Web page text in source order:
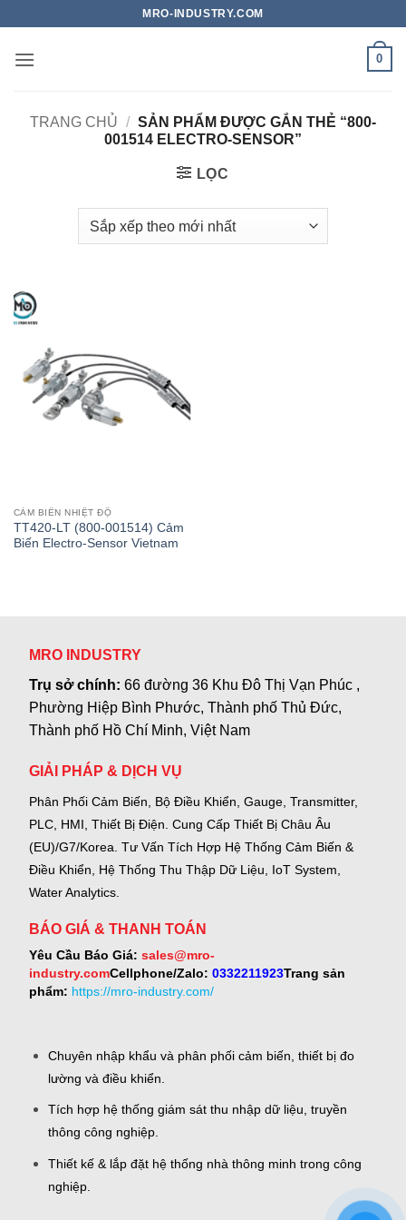
nội
MRO-INDUSTRY.COM
0
TRANG CHỦ / SẢN PHẨM ĐƯỢC GẮN THẺ “800-
001514 ELECTRO-SENSOR”
LỌC
CẢM BIẾN NHIỆT ĐỘ
TT420-LT (800-001514) Cảm
Biến Electro-Sensor Vietnam
MRO INDUSTRY
Trụ sở chính:66 đường 36 Khu Đô Thị Vạn Phúc ,
Phường Hiệp Bình Phước, Thành phố Thủ Đức,
Thành phố Hồ Chí Minh, Việt Nam
GIẢI PHÁP & DỊCH VỤ
Phân Phối Cảm Biến, Bộ Điều Khiển, Gauge, Transmitter,
PLC, HMI, Thiết Bị Điện. Cung Cấp Thiết Bị Châu Âu
(EU)/G7/Korea. Tư Vấn Tích Hợp Hệ Thống Cảm Biến &
Điều Khiển, Hệ Thống Thu Thập Dữ Liệu, IoT System,
Water Analytics.
BÁO GIÁ & THANH TOÁN
Yêu Cầu Báo Giá: sales@mro-
industry.comCellphone/Zalo: 0332211923Trang sản
phẩm: https://mro-industry.com/
Chuyên nhập khẩu và phân phối cảm biến, thiết bị đo
lường và điều khiển.
Tích hợp hệ thống giám sát thu nhập dữ liệu, truyền
thông công nghiệp.
Thiết kế & lắp đặt hệ thống nhà thông minh trong công
nghiệp.